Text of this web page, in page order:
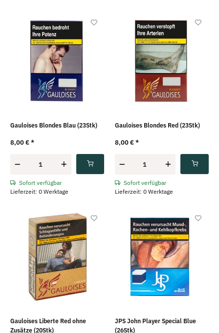
Gauloises Blondes Blau (23Stk)
8,00 €*
Sofort verfügbar
Lieferzeit: 0 Werktage
Gauloises Blondes Red (23Stk)
8,00 €*
Sofort verfügbar
Lieferzeit: 0 Werktage
Gauloises Liberte Red ohne
Zusätze (20Stk)
JPS John Player Special Blue
(26Stk)